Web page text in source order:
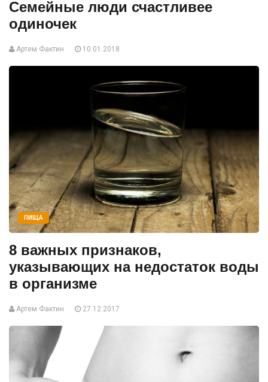
Семейные люди счастливее
одиночек
Артем Фактин 10.01.2018
ПИЩА
8 важных признаков,
указывающих на недостаток воды
в организме
Артем Фактин 27.12.2017